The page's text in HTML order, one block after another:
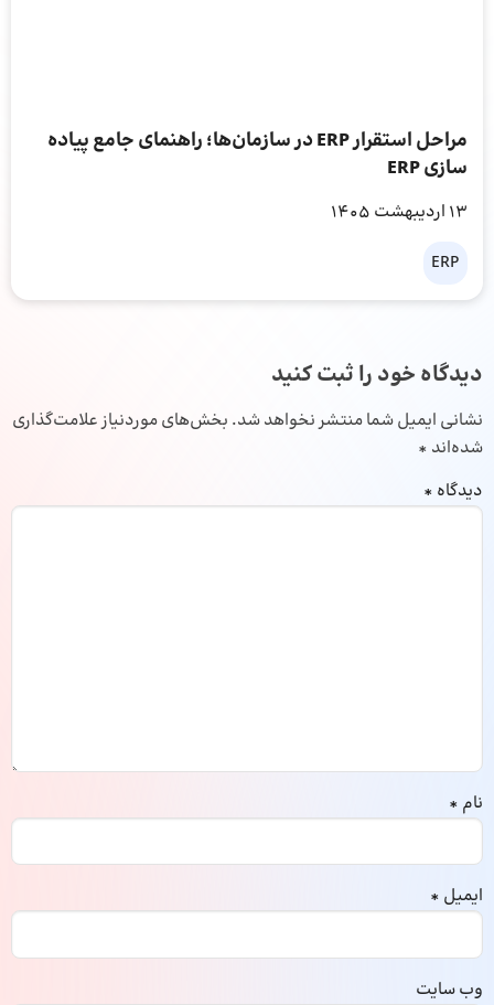
مراحل استقرار ERP در سازمان‌ها؛ راهنمای جامع پیاده
سازی ERP
13 اردیبهشت 1405
ERP
دیدگاه خود را ثبت کنید
نشانی ایمیل شما منتشر نخواهد شد. بخش‌های موردنیاز علامت‌گذاری
شده‌اند *
دیدگاه *
نام *
ایمیل *
وب‌ سایت